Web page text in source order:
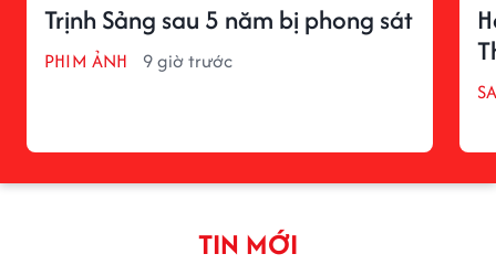
Trịnh Sảng sau 5 năm bị phong sát
PHIM ẢNH 9 giờ trước
TIN MỚI